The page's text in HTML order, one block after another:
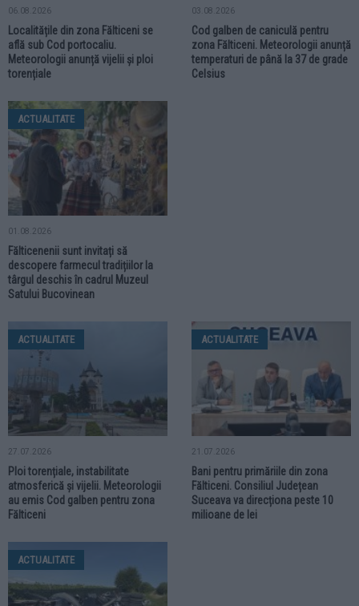
06.08.2026
Localitățile din zona Fălticeni se
află sub Cod portocaliu.
Meteorologii anunță vijelii și ploi
torențiale
03.08.2026
Cod galben de caniculă pentru
zona Fălticeni. Meteorologii anunță
temperaturi de până la 37 de grade
Celsius
ACTUALITATE
01.08.2026
Fălticenenii sunt invitați să
descopere farmecul tradițiilor la
târgul deschis în cadrul Muzeul
Satului Bucovinean
ACTUALITATE
27.07.2026
Ploi torențiale, instabilitate
atmosferică și vijelii. Meteorologii
au emis Cod galben pentru zona
Fălticeni
ACTUALITATE
21.07.2026
Bani pentru primăriile din zona
Fălticeni. Consiliul Județean
Suceava va direcționa peste 10
milioane de lei
ACTUALITATE